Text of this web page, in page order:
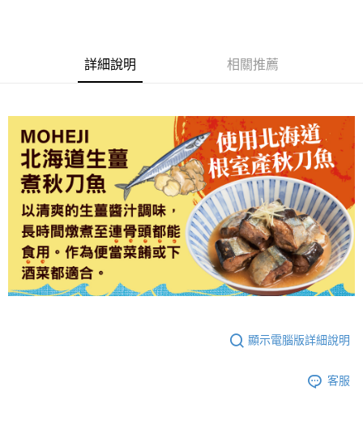
２．訂單成立數日內，您將收到繳費通知簡訊。
３．收到繳費通知簡訊後14天內，點擊此簡訊中的連結，可透過四大超商／
ATM／網路銀行／等多元方式進行付款，方視為交易完成。
購買商品的店家。未經商家同意取消之訂單仍視為有效，需透過AFTEE先享
後付繳納相關費用。
※ 交易是否成功請以「AFTEE先享後付 」之結帳頁面顯示為準，若有關於
是否繳費成功／繳費後需取消欲退款等相關疑問，請聯繫「AFTEE先享後付
客戶支援中心」 https://netprotections.freshdesk.com/support/home
【注意事項】
１．透過由恩沛科技股份有限公司提供之「AFTEE先享後付」服務完成之交
易，需依本服務之必要範圍內提供個人資料，並將交易相關給付款項請求債
權轉讓予恩沛科技股份有限公司。
２．關於個人資料處理事宜，請瀏覽以下網址：
https://aftee.tw/terms/#terms3
３．未成年的使用者請事先徵得法定代理人或監護人之同意方可使用
４．使用「AFTEE先享後付」時，將依據個別帳號之用戶狀況，依本公司即
時審查核予不同之上限額度；若仍有額度不足之情形，本公司將視審查結果
５．嚴禁一人註冊多個帳號或使用他人資訊註冊。若發現惡意使用之情形，
詳細說明 相關推薦
顯示電腦版詳細說明
客服